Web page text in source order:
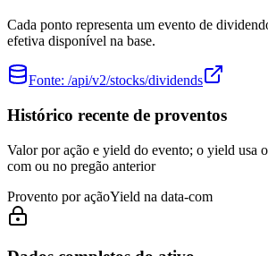
Cada ponto representa um evento de
efetiva disponível na base.
Fonte: /api/v2/stocks/dividends
Histórico recente de proventos
Valor por ação e yield do evento; o yield usa
com ou no pregão anterior
Provento por açãoYield na data-com